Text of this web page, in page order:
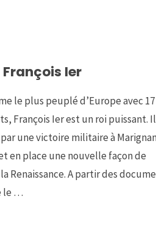
Ier
le plus peuplé d’Europe avec 17
François Ier est un roi puissant. Il
une victoire militaire à
en place une nouvelle façon de
Renaissance. A partir des
le …